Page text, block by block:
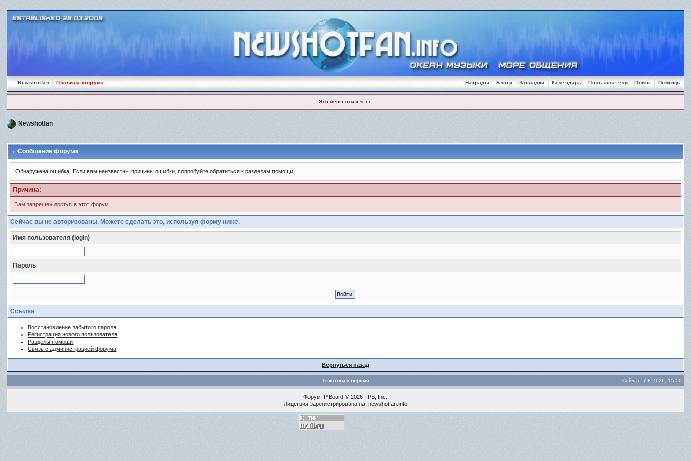
Newshotfan Правила форума Помощь
Поиск
Пользователи
Календарь
Закладки
Блоги
Награды
Это меню отключено
Newshotfan
Сообщение форума
Обнаружена ошибка. Если вам неизвестны причины ошибки, попробуйте обратиться кразделам помощи
Причина:
Вам запрещен доступ в этот форум
Сейчас вы не авторизованы. Можете сделать это, используя форму ниже.
Имя пользователя (login)
Пароль
Ссылки
Восстановление забытого пароля
Регистрация нового пользователя
Разделы помощи
Связь с администрацией форума
Вернуться назад
Текстовая версия Сейчас: 7.8.2026, 15:50
Форум IP.Board © 2026 IPS, Inc
Лицензия зарегистрирована на: newshotfan.info